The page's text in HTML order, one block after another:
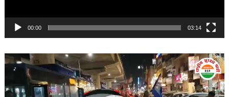
00:00 03:14
Video
Player